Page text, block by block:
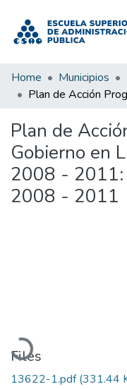
Home Municipios
Plan de
Gobierno en
2008 - 2011:
2008 - 2011
Loading...
Files
13622-1.pdf(331.44